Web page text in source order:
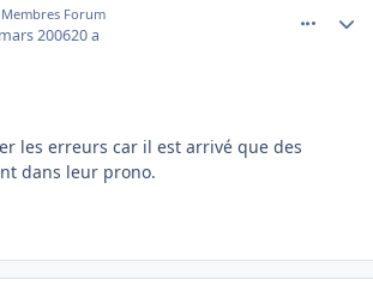
Membres Forum
200620 a
les erreurs car il est arrivé que des
dans leur prono.